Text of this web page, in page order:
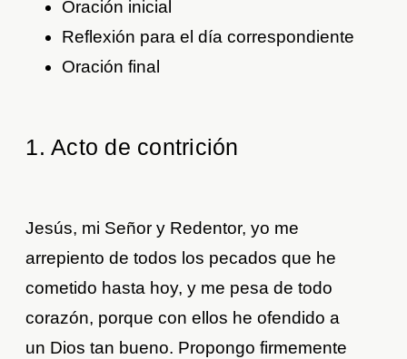
Oración inicial
Reflexión para el día correspondiente
Oración final
1. Acto de contrición
Jesús, mi Señor y Redentor, yo me
arrepiento de todos los pecados que he
cometido hasta hoy, y me pesa de todo
corazón, porque con ellos he ofendido a
un Dios tan bueno. Propongo firmemente